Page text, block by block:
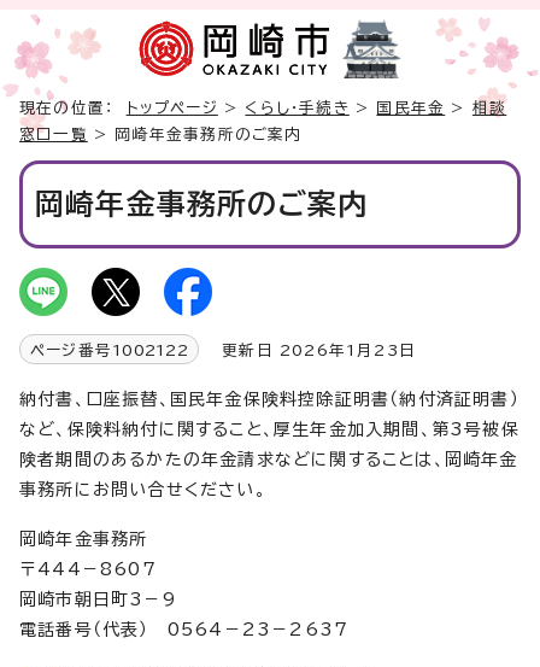
現在の位置： トップページ > くらし・手続き > 国民年金 > 相談
窓口一覧
> 岡崎年金事務所のご案内
岡崎年金事務所のご案内
ページ番号 1002122 更新日 2026年1月23日
納付書、口座振替、国民年金保険料控除証明書（納付済証明書）
など、保険料納付に関すること、厚生年金加入期間、第3号被保
険者期間のあるかたの年金請求などに関することは、岡崎年金
事務所にお問い合せください。
岡崎年金事務所
〒444－8607
岡崎市朝日町3－9
電話番号（代表） 0564－23－2637